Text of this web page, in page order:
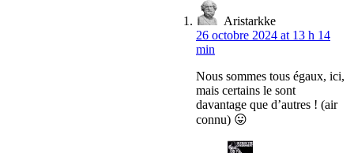
Aristarkke
26 octobre 2024 at 13 h 14
min
Nous sommes tous égaux, ici,
mais certains le sont
davantage que d’autres ! (air
connu) 😛